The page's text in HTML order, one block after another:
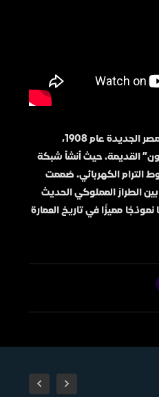
أسس "البارون إمبان" مدينة مصر الجديدة عام 1908،
القديمة. حيث أنشأ شبكة
الكهربائي. صُممت
الطراز المملوكي الحديث
مميزًا في تاريخ العمارة